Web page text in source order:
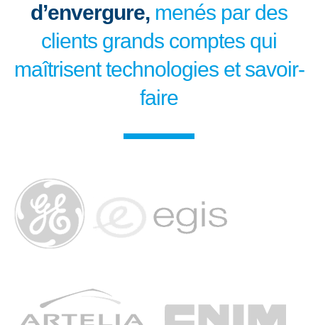
d’envergure, menés par des
clients grands comptes qui
maîtrisent technologies et savoir-
faire